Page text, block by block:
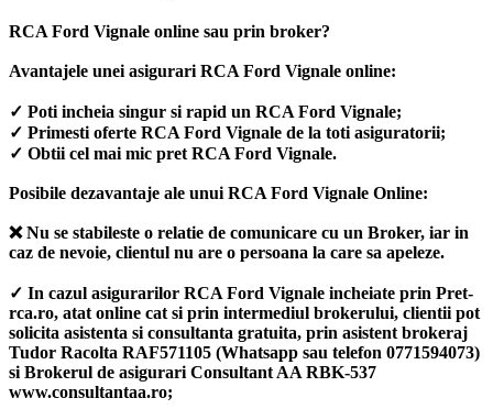
RCA Ford Vignale online sau prin broker?
Avantajele unei asigurari RCA Ford Vignale online:
✓ Poti incheia singur si rapid un RCA Ford Vignale;
✓ Primesti oferte RCA Ford Vignale de la toti asiguratorii;
✓ Obtii cel mai mic pret RCA Ford Vignale.
Posibile dezavantaje ale unui RCA Ford Vignale Online:
❌ Nu se stabileste o relatie de comunicare cu un Broker, iar in
caz de nevoie, clientul nu are o persoana la care sa apeleze.
✓ In cazul asigurarilor RCA Ford Vignale incheiate prin Pret-
rca.ro, atat online cat si prin intermediul brokerului, clientii pot
solicita asistenta si consultanta gratuita, prin asistent brokeraj
Tudor Racolta RAF571105 (Whatsapp sau telefon 0771594073)
si Brokerul de asigurari Consultant AA RBK-537
www.consultantaa.ro;